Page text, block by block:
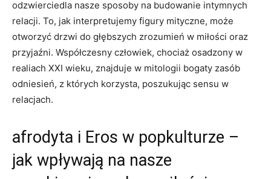
odzwierciedla nasze sposoby na budowanie intymnych
relacji. To, jak interpretujemy figury mityczne, może
otworzyć drzwi do głębszych zrozumień w miłości oraz
przyjaźni. Współczesny człowiek, chociaż osadzony w
realiach XXI wieku, znajduje w mitologii bogaty zasób
odniesień, z których korzysta, poszukując sensu w
relacjach.
afrodyta i Eros w popkulturze –
jak wpływają na nasze